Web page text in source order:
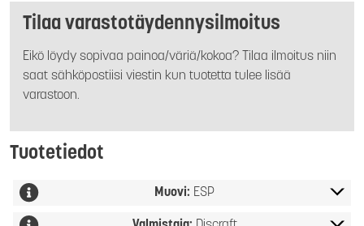
Tilaa varastotäydennysilmoitus
Eikö löydy sopivaa painoa/väriä/kokoa? Tilaa ilmoitus niin
saat sähköpostiisi viestin kun tuotetta tulee lisää
varastoon.
Tuotetiedot
Muovi: ESP